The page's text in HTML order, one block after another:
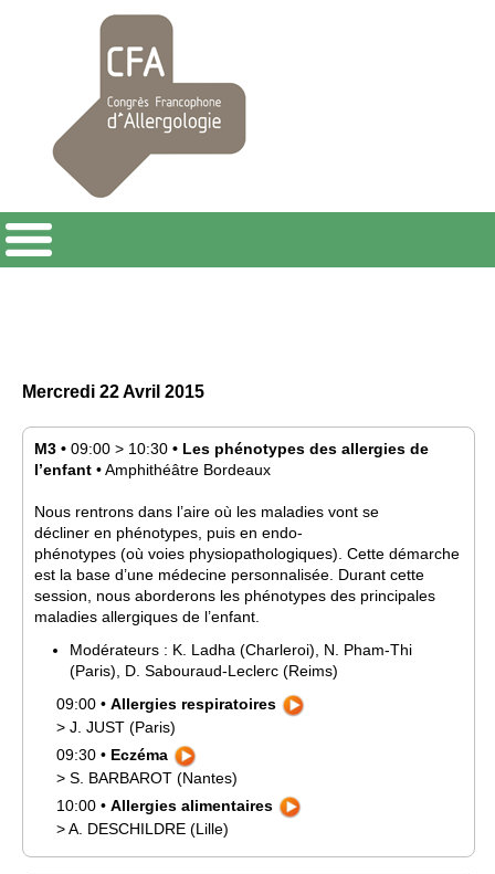
Mercredi 22 Avril 2015
M3 • 09:00 > 10:30 • Les phénotypes des allergies de
l’enfant •Amphithéâtre Bordeaux
Nous rentrons dans l’aire où les maladies vont se
décliner en phénotypes, puis en endo-
phénotypes (où voies physiopathologiques). Cette démarche
est la base d’une médecine personnalisée. Durant cette
session, nous aborderons les phénotypes des principales
maladies allergiques de l’enfant.
Modérateurs : K. Ladha (Charleroi) N.
Pham-Thi
(Paris)
D. Sabouraud-Leclerc (Reims)
09:00 • Allergies respiratoires
> J. JUST (Paris)
09:30 • Eczéma
> S. BARBAROT (Nantes)
10:00 • Allergies alimentaires
>A. DESCHILDRE (Lille)